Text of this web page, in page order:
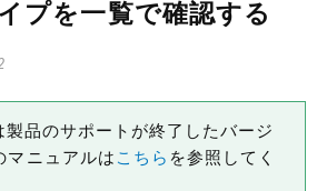
プを一覧で確認する
品のサポートが終了したバージ
マニュアルは こちら を参照してく